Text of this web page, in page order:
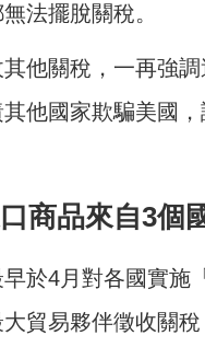
法擺脫關稅。
他關稅，一再強
他國家欺騙美國
商品來自3個
於4月對各國實施
貿易夥伴徵收關